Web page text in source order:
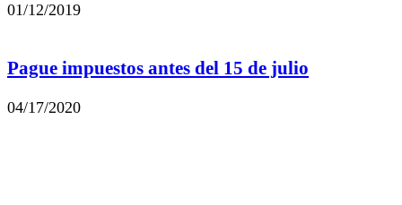
01/12/2019
Pague impuestos antes del 15 de julio
04/17/2020